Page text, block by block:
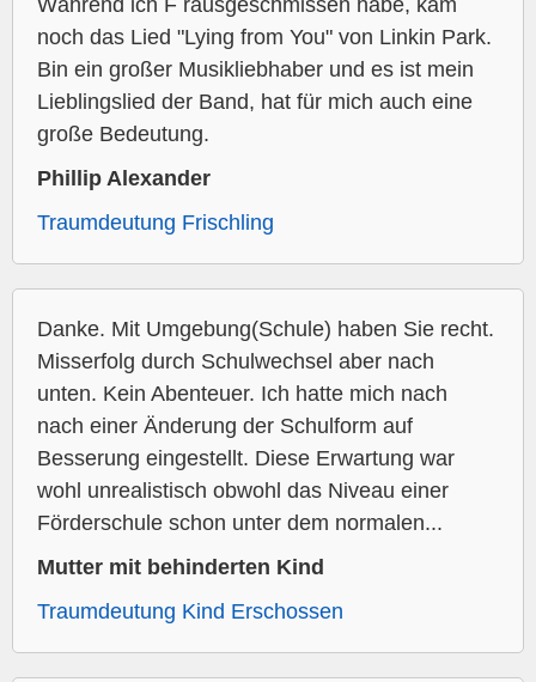
Während ich F rausgeschmissen habe, kam
noch das Lied "Lying from You" von Linkin Park.
Bin ein großer Musikliebhaber und es ist mein
Lieblingslied der Band, hat für mich auch eine
große Bedeutung.
Phillip Alexander
Traumdeutung Frischling
Danke. Mit Umgebung(Schule) haben Sie recht.
Misserfolg durch Schulwechsel aber nach
unten. Kein Abenteuer. Ich hatte mich nach
nach einer Änderung der Schulform auf
Besserung eingestellt. Diese Erwartung war
wohl unrealistisch obwohl das Niveau einer
Förderschule schon unter dem normalen...
Mutter mit behinderten Kind
Traumdeutung Kind Erschossen